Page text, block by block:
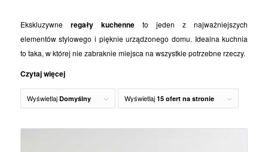
Ekskluzywne regały kuchenneto jeden z najważniejszych
elementów stylowego i pięknie urządzonego domu. Idealna kuchnia
to taka, w której nie zabraknie miejsca na wszystkie potrzebne rzeczy.
Czytaj więcej
Wyświetlaj Domyślny Wyświetlaj 15 ofert na stronie